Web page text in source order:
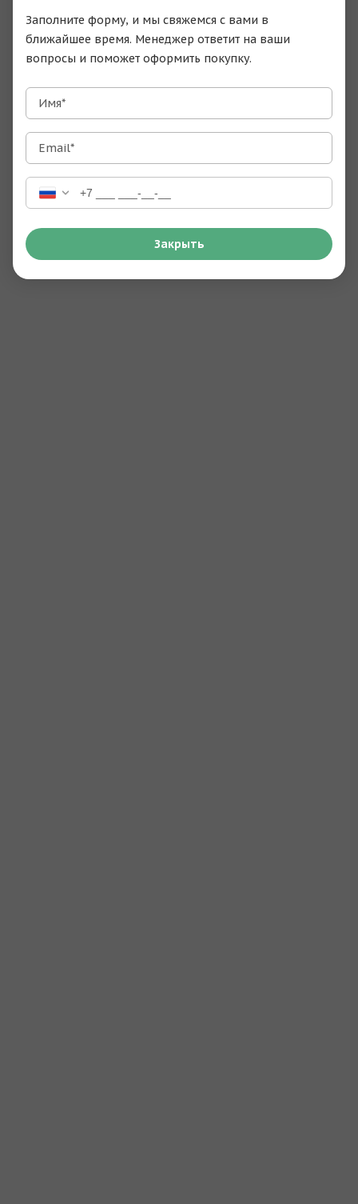
Заполните форму, и мы свяжемся с вами в
ближайшее время. Менеджер ответит на ваши
вопросы и поможет оформить покупку.
Имя*
Email*
Закрыть